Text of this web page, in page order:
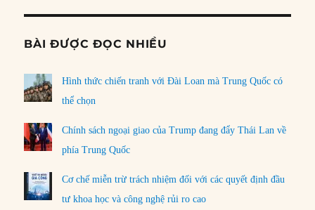
BÀI ĐƯỢC ĐỌC NHIỀU
Hình thức chiến tranh với Đài Loan mà Trung Quốc có
thể chọn
Chính sách ngoại giao của Trump đang đẩy Thái Lan về
phía Trung Quốc
Cơ chế miễn trừ trách nhiệm đối với các quyết định đầu
tư khoa học và công nghệ rủi ro cao